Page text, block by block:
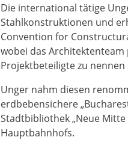
Die international tätige
Stahlkonstruktionen und
Convention for
wobei das Architektenteam
Projektbeteiligte zu nennen
Unger nahm diesen
erdbebensichere
Stadtbibliothek „Neue Mitte
Hauptbahnhofs.